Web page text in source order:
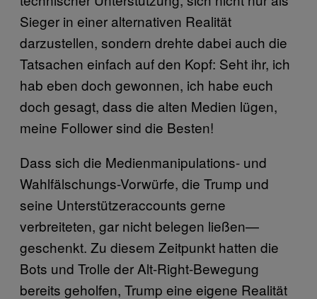
Sieger in einer alternativen Realität
darzustellen, sondern drehte dabei auch die
Tatsachen einfach auf den Kopf: Seht ihr, ich
hab eben doch gewonnen, ich habe euch
doch gesagt, dass die alten Medien lügen,
meine Follower sind die Besten!
Dass sich die Medienmanipulations- und
Wahlfälschungs-Vorwürfe, die Trump und
seine Unterstützeraccounts gerne
verbreiteten, gar nicht belegen ließen—
geschenkt. Zu diesem Zeitpunkt hatten die
Bots und Trolle der Alt-Right-Bewegung
bereits geholfen, Trump eine eigene Realität